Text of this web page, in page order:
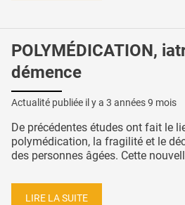
POLYMÉDICATION,
démence
Actualité publiée il y a 3 années 9 mois
De précédentes études ont fait le
polymédication, la fragilité et le
des personnes âgées. Cette
LIRE LA SUITE